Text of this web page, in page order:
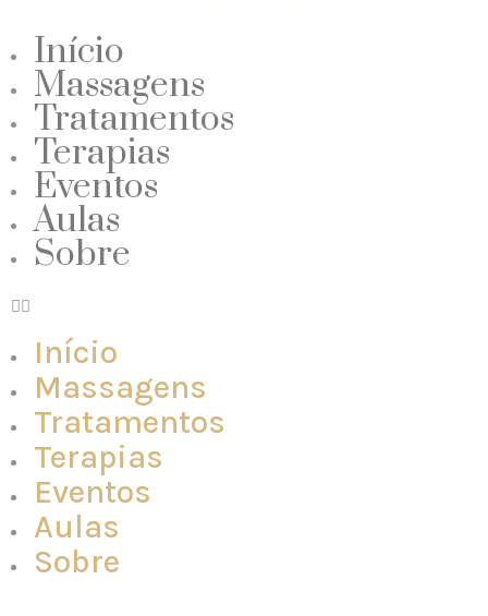
Início
Massagens
Tratamentos
Terapias
Eventos
Aulas
Sobre
Início
Massagens
Tratamentos
Terapias
Eventos
Aulas
Sobre